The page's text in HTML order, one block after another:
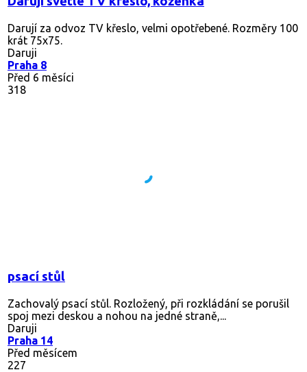
Darují za odvoz TV křeslo, velmi opotřebené. Rozměry 100
krát 75x75.
Daruji
Praha 8
Před 6 měsíci
318
psací stůl
Zachovalý psací stůl. Rozložený, při rozkládání se porušil
spoj mezi deskou a nohou na jedné straně,...
Daruji
Praha 14
Před měsícem
227